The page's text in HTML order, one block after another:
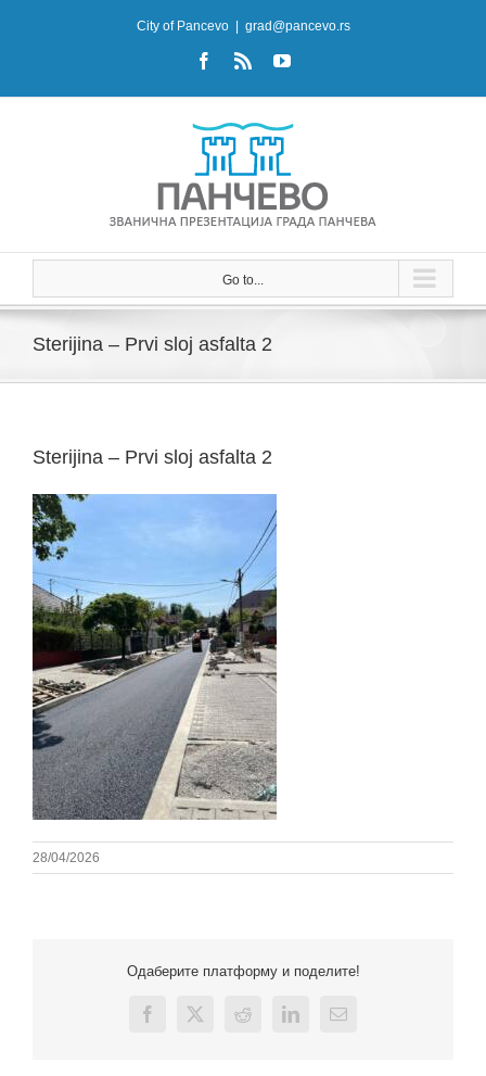
City of Pancevo grad@pancevo.rs
Facebook
Rss YouTube
Go to...
Sterijina – Prvi sloj asfalta 2
Sterijina – Prvi sloj asfalta 2
28/04/2026
Одаберите платформу и поделите!
Facebook
X Reddit LinkedInEmail